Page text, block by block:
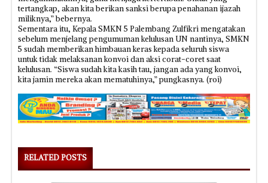
tertangkap, akan kita berikan sanksi berupa penahanan ijazah
miliknya,” bebernya.
Sementara itu, Kepala SMKN 5 Palembang Zulfikri mengatakan
sebelum menjelang pengumuman kelulusan UN nantinya, SMKN
5 sudah memberikan himbauan keras kepada seluruh siswa
untuk tidak melaksanan konvoi dan aksi corat-coret saat
kelulusan. “Siswa sudah kita kasih tau, jangan ada yang konvoi,
kita jamin mereka akan mematuhinya,” pungkasnya. (roi)
RELATED POSTS